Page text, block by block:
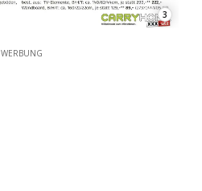
3
WERBUNG